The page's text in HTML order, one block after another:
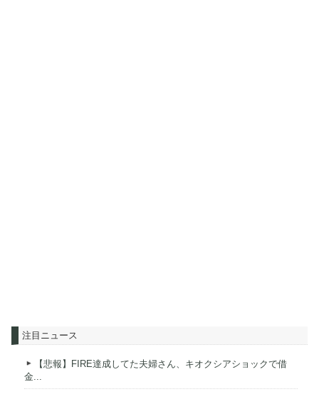
注目ニュース
【悲報】FIRE達成してた夫婦さん、キオクシアショックで借
金...